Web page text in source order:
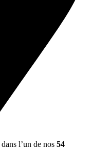
dans l’un de nos 54